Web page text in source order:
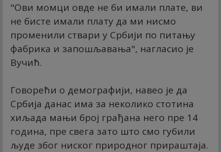
"Ови момци овде не би имали плате, ви
не бисте имали плату да ми нисмо
променили ствари у Србији по питању
фабрика и запошљавања", нагласио је
Вучић.
Говорећи о демографији, навео је да
Србија данас има за неколико стотина
хиљада мањи број грађана него пре 14
година, пре свега зато што смо губили
људе због ниског природног прираштаја.